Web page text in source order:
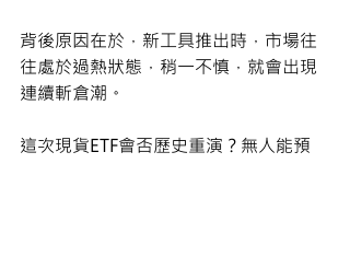
背後原因在於，新工具推出時，市場往
往處於過熱狀態，稍一不慎，就會出現
連續斬倉潮。
這次現貨ETF會否歷史重演？無人能預